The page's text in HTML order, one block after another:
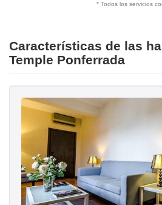
* Todos los servicios
Características de las
Temple Ponferrada